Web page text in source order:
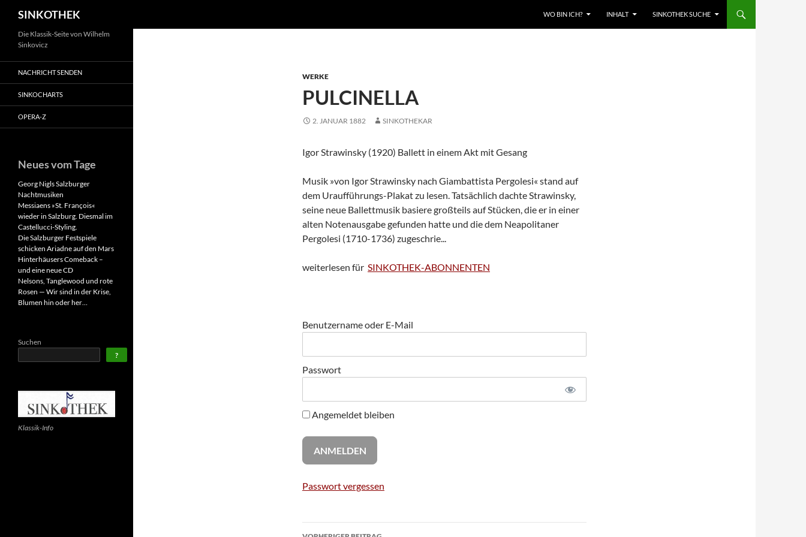
Inhalt
springen
SINKOTHEK WO BIN ICH? INHALT SINKOTHEK SUCHE
WERKE
PULCINELLA
2. JANUAR 1882 SINKOTHEKAR
Igor Strawinsky (1920) Ballett in einem Akt mit Gesang
Musik »von Igor Strawinsky nach Giambattista Pergolesi« stand auf
dem Uraufführungs-Plakat zu lesen. Tatsächlich dachte Strawinsky,
seine neue Ballettmusik basiere großteils auf Stücken, die er in einer
alten Notenausgabe gefunden hatte und die dem Neapolitaner
Pergolesi (1710-1736) zugeschrie...
weiterlesen für SINKOTHEK-ABONNENTEN
Benutzername oder E-Mail
Passwort
Angemeldet bleiben
Passwort vergessen
Beitragsnavigation
Die Klassik-Seite von Wilhelm
Sinkovicz
NACHRICHT SENDEN
SINKOCHARTS
OPERA-Z
Neues vom Tage
Georg Nigls Salzburger
Nachtmusiken
Messiaens »St. François«
wieder in Salzburg. Diesmal im
Castellucci-Styling.
Die Salzburger Festspiele
schicken Ariadne auf den Mars
Hinterhäusers Comeback –
und eine neue CD
Nelsons, Tanglewood und rote
Rosen — Wir sind in der Krise,
Blumen hin oder her…
Suchen
?
Klassik-Info